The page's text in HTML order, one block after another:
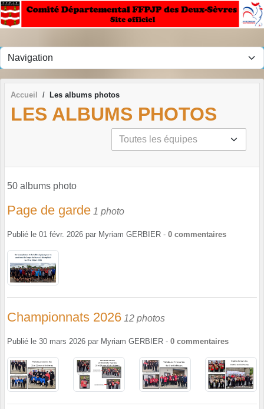
Accueil Les albums photos
LES ALBUMS PHOTOS
50 albums photo
Page de garde 1 photo
Publié le 01 févr. 2026 par Myriam GERBIER - 0 commentaires
Championnats 2026 12 photos
Publié le 30 mars 2026 par Myriam GERBIER - 0 commentaires
Panneau de gestion des cookies